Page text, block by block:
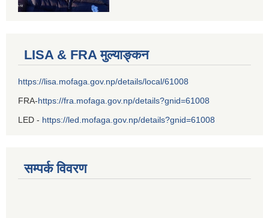
LISA & FRA मुल्याङ्कन
https://lisa.mofaga.gov.np/details/local/61008
FRA-https://fra.mofaga.gov.np/details?gnid=61008
LED - https://led.mofaga.gov.np/details?gnid=61008
सम्पर्क विवरण